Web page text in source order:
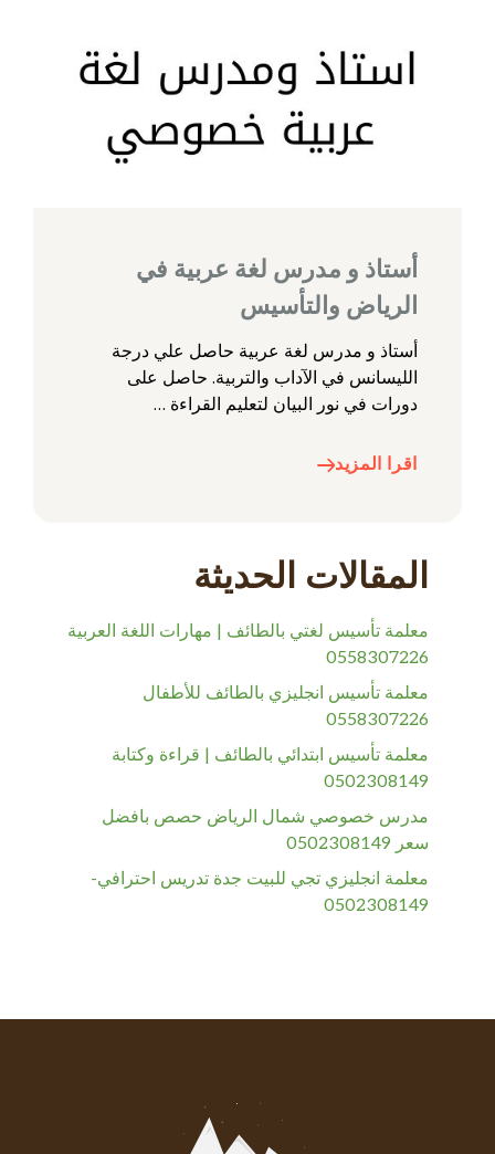
أستاذ و مدرس لغة عربية في
الرياض والتأسيس
أستاذ و مدرس لغة عربية حاصل علي درجة
الليسانس في الآداب والتربية. حاصل على
دورات في نور البيان لتعليم القراءة …
اقرا المزيد
المقالات الحديثة
معلمة تأسيس لغتي بالطائف | مهارات اللغة العربية
0558307226
معلمة تأسيس انجليزي بالطائف للأطفال
0558307226
معلمة تأسيس ابتدائي بالطائف | قراءة وكتابة
0502308149
مدرس خصوصي شمال الرياض حصص بافضل
سعر 0502308149
معلمة انجليزي تجي للبيت جدة تدريس احترافي-
0502308149